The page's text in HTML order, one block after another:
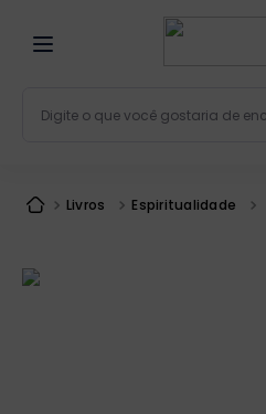
Livros Espiritualidade